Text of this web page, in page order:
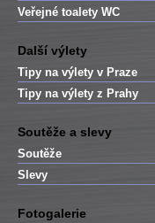
Veřejné toalety WC
Další výlety
Tipy na výlety v Praze
Tipy na výlety z Prahy
Soutěže a slevy
Soutěže
Slevy
Fotogalerie